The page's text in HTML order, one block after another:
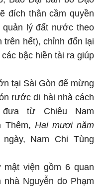
đích thân cầm quyền
lý đất nước theo
trên hết), chỉnh đốn lại
bậc hiền tài ra giúp
tại Sài Gòn để mừng
rước di hài nhà cách
từ Chiêu Nam
Thêm, Hai mươi năm
ngày, Nam Chi Tùng
viện gồm 6 quan
Nguyễn do Phạm